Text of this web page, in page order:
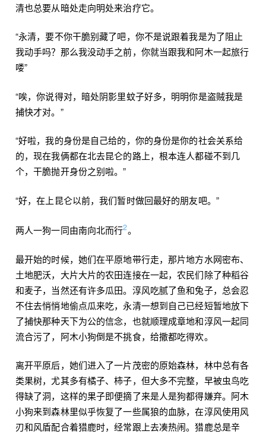
清也总要从暗处走向明处来治疗它。
“永清，要不你干脆别藏了吧，你不是说跟着我是为了阻止
我动手吗？那么我没动手之前，你就当跟我和阿木一起旅行
喽”
“唉，你说得对，暗处阴影里蚊子好多，明明你是盗贼我是
捕快才对。”
“好啦，我的身份是自己给的，你的身份是你的社会关系给
的，现在我俩都在北去昆仑的路上，根本连人都碰不到几
个，干脆抛开身份之别啦。”
“好，在上昆仑以前，我们暂时做回最好的朋友吧。”
两人一狗一同由南向北而行2。
最开始的时候，她们在平原地带行走，那片地方水网密布、
土地肥沃，大片大片的农田连接在一起，农民们除了种稻谷
和麦子，当然还有许多瓜田。淳风吃腻了鱼和兔子，总会忍
不住去悄悄地偷点瓜来吃，永清一想到自己已经短暂地放下
了捕快那种天下为公的信念，也就顺理成章地和淳风一起同
流合污了，阿木小狗倒是不挑食，给撒都吃得欢。
离开平原后，她们进入了一片茂密的原始森林，林中总有各
类果树，尤其多有橘子、柿子，但大多不完整，早被虫鸟吃
得缺了洞，这样的果子即便摘了来是人是狗都得嫌弃。阿木
小狗来到森林里似乎恢复了一些属狼的血脉，在淳风使用风
刃和风盾配合着猎鹿时，经常跟上去凑热闹。猎鹿总是辛